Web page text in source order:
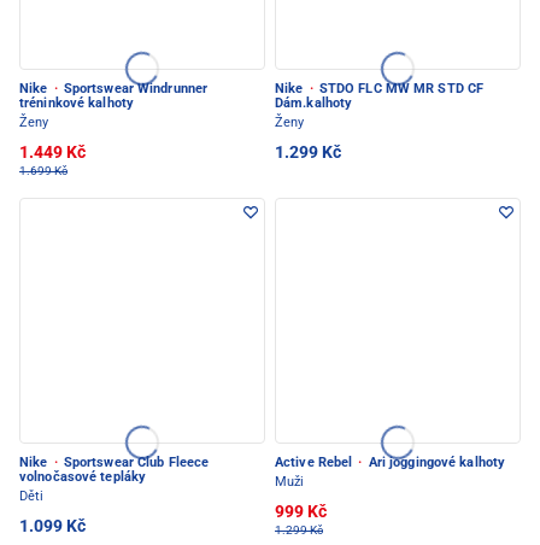
Nike · Sportswear Windrunner
tréninkové kalhoty
Ženy
1.449 Kč
1.699 Kč
Nike · STDO FLC MW MR STD CF
Dám.kalhoty
Ženy
1.299 Kč
Nike · Sportswear Club Fleece
volnočasové tepláky
Děti
1.099 Kč
Active Rebel · Ari joggingové kalhoty
Muži
999 Kč
1.299 Kč